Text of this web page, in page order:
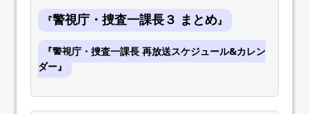
『警視庁・捜査一課長３ まとめ』
『警視庁・捜査一課長 再放送スケジュール&カレン
ダー』